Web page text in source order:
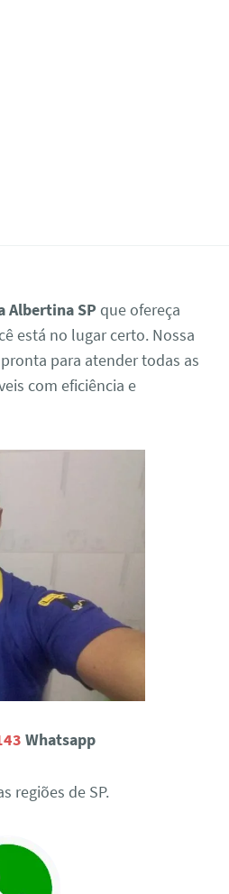
Albertina SP que ofereça
está no lugar certo. Nossa
para atender todas as
com eficiência e
Whatsapp
regiões de SP.